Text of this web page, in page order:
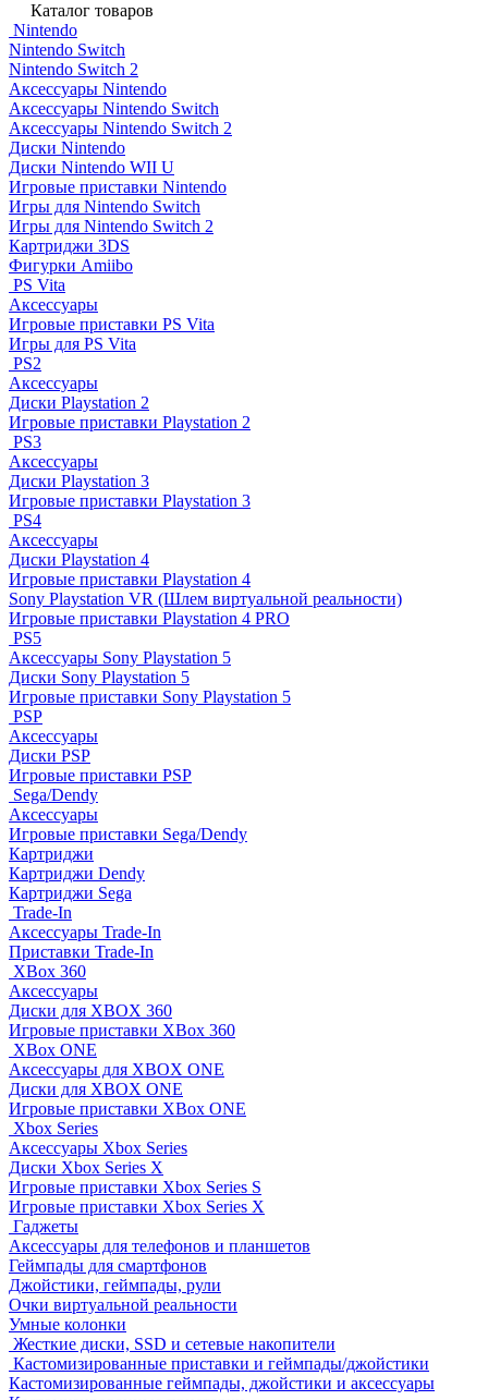
Каталог товаров
Nintendo
Nintendo Switch
Nintendo Switch 2
Аксессуары Nintendo
Аксессуары Nintendo Switch
Аксессуары Nintendo Switch 2
Диски Nintendo
Диски Nintendo WII U
Игровые приставки Nintendo
Игры для Nintendo Switch
Игры для Nintendo Switch 2
Картриджи 3DS
Фигурки Amiibo
PS Vita
Аксессуары
Игровые приставки PS Vita
Игры для PS Vita
PS2
Аксессуары
Диски Playstation 2
Игровые приставки Playstation 2
PS3
Аксессуары
Диски Playstation 3
Игровые приставки Playstation 3
PS4
Аксессуары
Диски Playstation 4
Игровые приставки Playstation 4
Sony Playstation VR (Шлем виртуальной реальности)
Игровые приставки Playstation 4 PRO
PS5
Аксессуары Sony Playstation 5
Диски Sony Playstation 5
Игровые приставки Sony Playstation 5
PSP
Аксессуары
Диски PSP
Игровые приставки PSP
Sega/Dendy
Аксессуары
Игровые приставки Sega/Dendy
Картриджи
Картриджи Dendy
Картриджи Sega
Trade-In
Аксессуары Trade-In
Приставки Trade-In
XBox 360
Аксессуары
Диски для XBOX 360
Игровые приставки XBox 360
XBox ONE
Аксессуары для XBOX ONE
Диски для XBOX ONE
Игровые приставки XBox ONE
Xbox Series
Аксессуары Xbox Series
Диски Xbox Series X
Игровые приставки Xbox Series S
Игровые приставки Xbox Series X
Гаджеты
Аксессуары для телефонов и планшетов
Геймпады для смартфонов
Джойстики, геймпады, рули
Очки виртуальной реальности
Умные колонки
Жесткие диски, SSD и сетевые накопители
Кастомизированные приставки и геймпады/джойстики
Кастомизированные геймпады, джойстики и аксессуары